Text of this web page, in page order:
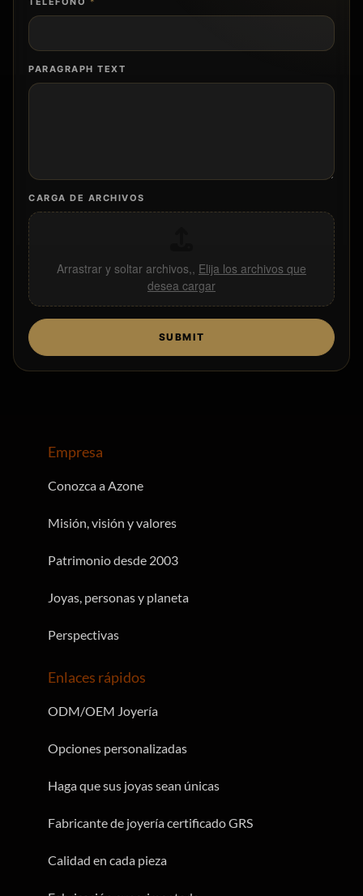
TELÉFONO
PARAGRAPH TEXT
CARGA DE ARCHIVOS
Arrastrar y soltar archivos,, Elija los archivos que
desea cargar
SUBMIT
Enlaces rápidos
ODM/OEM Joyería
Opciones personalizadas
Haga que sus joyas sean únicas
Fabricante de joyería certificado GRS
Calidad en cada pieza
Empresa
Conozca a Azone
Misión, visión y valores
Patrimonio desde 2003
Joyas, personas y planeta
Perspectivas